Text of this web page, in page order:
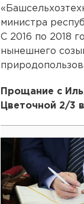
министра
С 2016 по 2018
нынешнего
Прощание с
Цветочной 2/3